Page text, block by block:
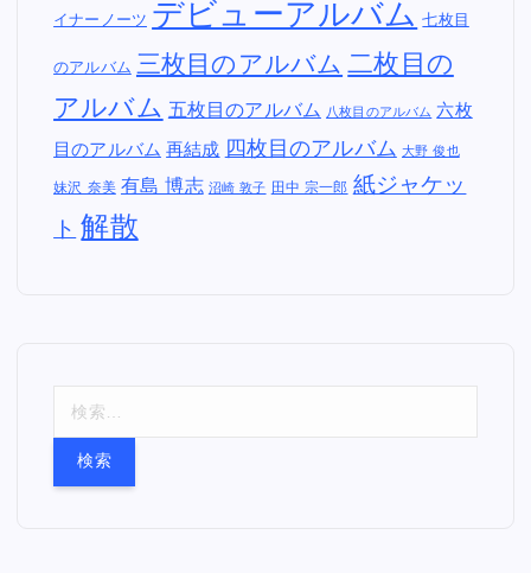
イナーノーツ デビューアルバム 七枚目
のアルバム 三枚目のアルバム 二枚目の
アルバム 五枚目のアルバム 八枚目のアルバム 六枚
目のアルバム 再結成 四枚目のアルバム 大野 俊也
妹沢 奈美 有島 博志 沼崎 敦子 田中 宗一郎 紙ジャケッ
ト 解散